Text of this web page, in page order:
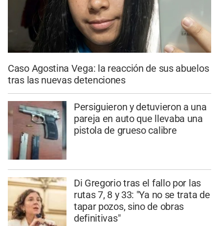
Caso Agostina Vega: la reacción de sus abuelos
tras las nuevas detenciones
Persiguieron y detuvieron a una
pareja en auto que llevaba una
pistola de grueso calibre
Di Gregorio tras el fallo por las
rutas 7, 8 y 33: "Ya no se trata de
tapar pozos, sino de obras
definitivas"